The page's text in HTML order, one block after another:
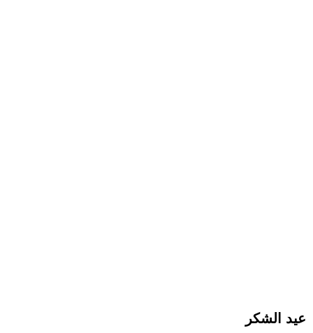
عيد الشكر